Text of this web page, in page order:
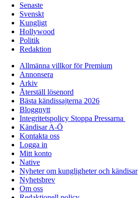
Senaste
Svenskt
Kungligt
Hollywood
Politik
Redaktion
Allmänna villkor för Premium
Annonsera
Arkiv
Återställ lösenord
Bästa kändissajterna 2026
Bloggnytt
Integritetspolicy Stoppa Pressarna
Kändisar A-Ö
Kontakta oss
Logga in
Mitt konto
Native
Nyheter om kungligheter och kändisar
Nyhetsbrev
Om oss